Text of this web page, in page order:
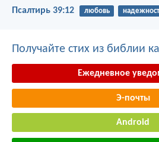
Псалтирь 39:12 любовь
Получайте стих из библии
Ежедневное
Э-почты
Android